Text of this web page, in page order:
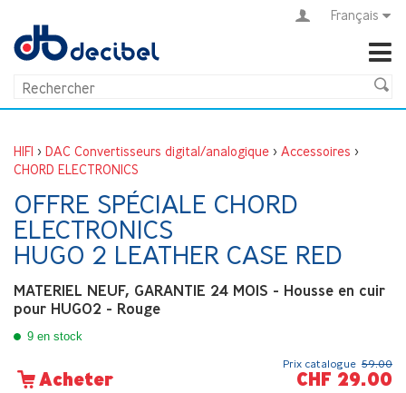
Français
HIFI > DAC Convertisseurs digital/analogique > Accessoires >
CHORD ELECTRONICS
OFFRE SPÉCIALE CHORD
ELECTRONICS
HUGO 2 LEATHER CASE RED
MATERIEL NEUF, GARANTIE 24 MOIS - Housse en cuir
pour HUGO2 - Rouge
9 en stock
Acheter
Prix catalogue 59.00
CHF 29.00